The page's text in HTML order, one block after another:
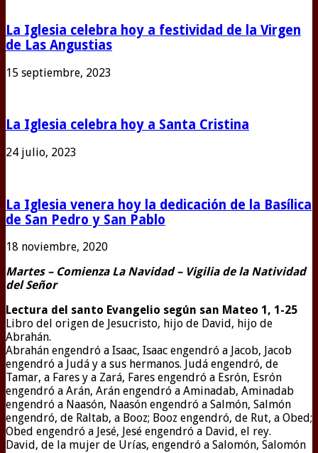
La Iglesia celebra hoy a festividad de la Virgen
de Las Angustias
15 septiembre, 2023
La Iglesia celebra hoy a Santa Cristina
24 julio, 2023
La Iglesia venera hoy la dedicación de la Basílica
de San Pedro y San Pablo
18 noviembre, 2020
Martes – Comienza La Navidad – Vigilia de la Natividad
del Señor
Lectura del santo Evangelio según san Mateo 1, 1-25
Libro del origen de Jesucristo, hijo de David, hijo de
Abrahán.
Abrahán engendró a Isaac, Isaac engendró a Jacob, Jacob
engendró a Judá y a sus hermanos. Judá engendró, de
Tamar, a Fares y a Zará, Fares engendró a Esrón, Esrón
engendró a Arán, Arán engendró a Aminadab, Aminadab
engendró a Naasón, Naasón engendró a Salmón, Salmón
engendró, de Raltab, a Booz; Booz engendró, de Rut, a Obed;
Obed engendró a Jesé, Jesé engendró a David, el rey.
David, de la mujer de Urías, engendró a Salomón, Salomón